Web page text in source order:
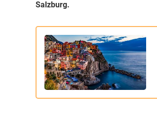
Salzburg.